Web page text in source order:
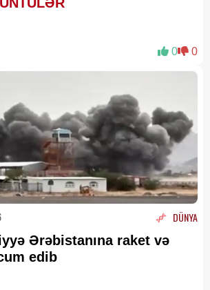
0 0
DÜNYA
Ərəbistanına raket və
edib